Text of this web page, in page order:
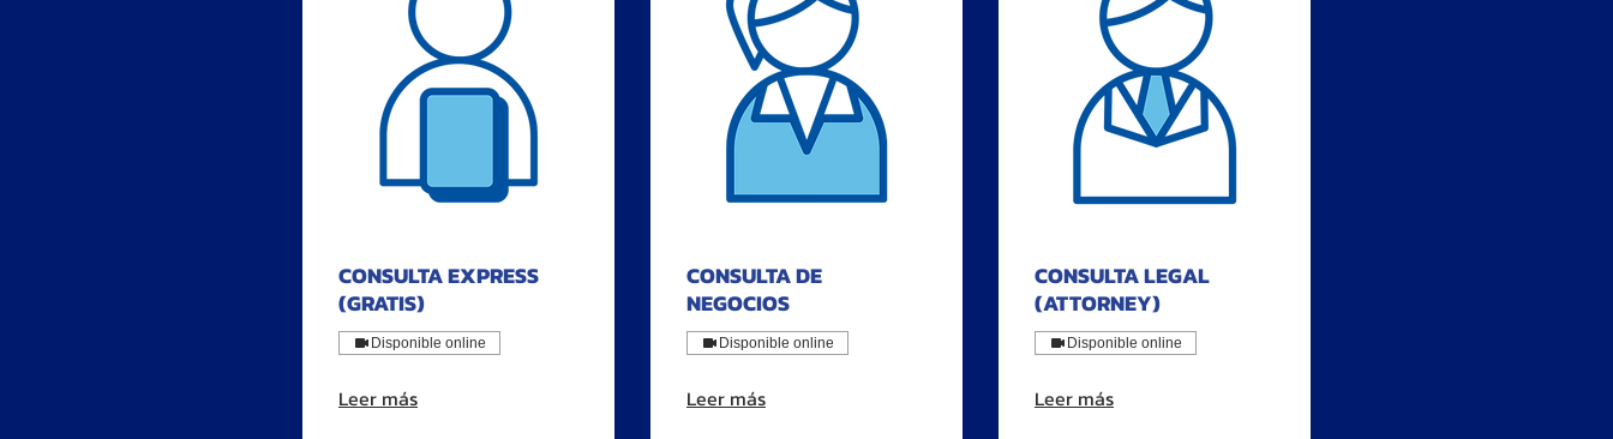
CONSULTA EXPRESS
(GRATIS)
Disponible online
Leer más
CONSULTA DE
NEGOCIOS
Disponible online
Leer más
CONSULTA LEGAL
(ATTORNEY)
Disponible online
Leer más